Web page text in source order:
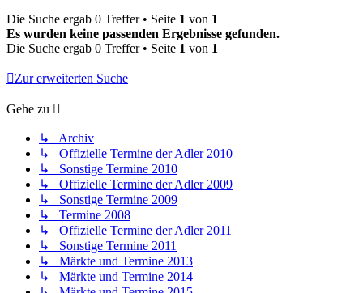
Die Suche ergab 0 Treffer • Seite 1 von 1
Es wurden keine passenden Ergebnisse gefunden.
Die Suche ergab 0 Treffer • Seite 1 von 1
Zur erweiterten Suche
Gehe zu
↳ Archiv
↳ Offizielle Termine der Adler 2010
↳ Sonstige Termine 2010
↳ Offizielle Termine der Adler 2009
↳ Sonstige Termine 2009
↳ Termine 2008
↳ Offizielle Termine der Adler 2011
↳ Sonstige Termine 2011
↳ Märkte und Termine 2013
↳ Märkte und Termine 2014